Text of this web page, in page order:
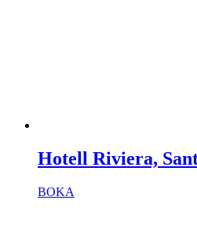
Hotell Riviera,
BOKA